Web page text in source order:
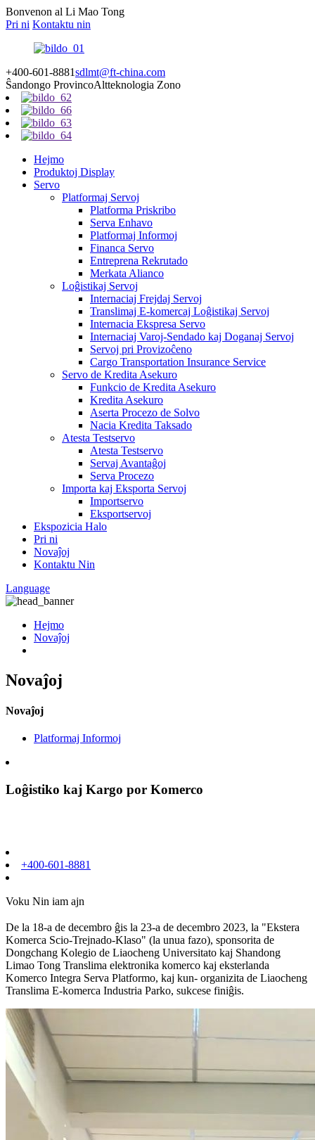
Bonvenon al Li Mao Tong
Pri ni Kontaktu nin
+400-601-8881sdlmt@ft-china.com
Ŝandongo ProvincoAltteknologia Zono
Hejmo
Produktoj Display
Servo
Platformaj Servoj
Platforma Priskribo
Serva Enhavo
Platformaj Informoj
Financa Servo
Entreprena Rekrutado
Merkata Alianco
Loĝistikaj Servoj
Internaciaj Frejdaj Servoj
Translimaj E-komercaj Loĝistikaj Servoj
Internacia Ekspresa Servo
Internaciaj Varoj-Sendado kaj Doganaj Servoj
Servoj pri Provizoĉeno
Cargo Transportation Insurance Service
Servo de Kredita Asekuro
Funkcio de Kredita Asekuro
Kredita Asekuro
Aserta Procezo de Solvo
Nacia Kredita Taksado
Atesta Testservo
Atesta Testservo
Servaj Avantaĝoj
Serva Procezo
Importa kaj Eksporta Servoj
Importservo
Eksportservoj
Ekspozicia Halo
Pri ni
Novaĵoj
Kontaktu Nin
Language
Hejmo
Novaĵoj
Novaĵoj
Novaĵoj
Platformaj Informoj
Loĝistiko kaj Kargo por Komerco
+400-601-8881
Voku Nin iam ajn
De la 18-a de decembro ĝis la 23-a de decembro 2023, la "Ekstera
Komerca Scio-Trejnado-Klaso" (la unua fazo), sponsorita de
Dongchang Kolegio de Liaocheng Universitato kaj Shandong
Limao Tong Translima elektronika komerco kaj eksterlanda
Komerco Integra Serva Platformo, kaj kun- organizita de Liaocheng
Translima E-komerca Industria Parko, sukcese finiĝis.